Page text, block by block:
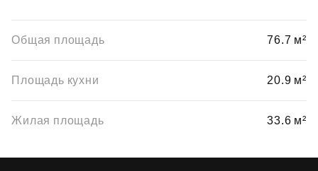
Общая площадь 76.7 м²
Площадь кухни 20.9 м²
Жилая площадь 33.6 м²